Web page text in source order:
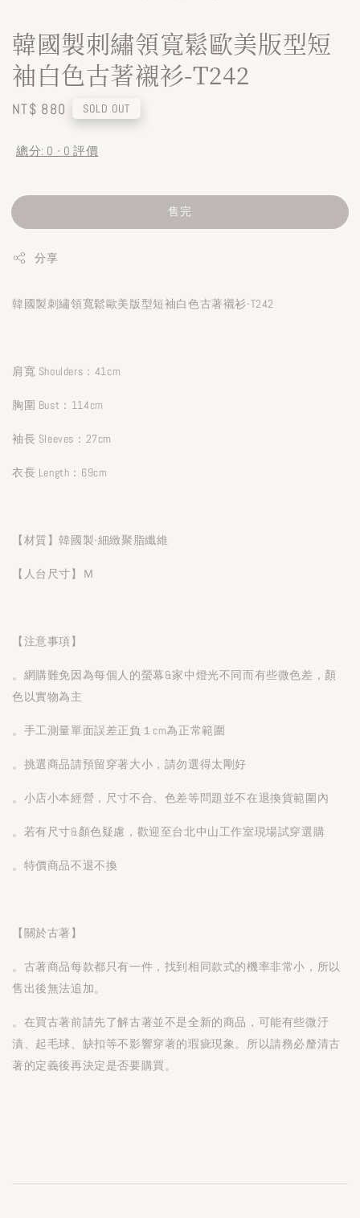
韓國製刺繡領寬鬆歐美版型短
袖白色古著襯衫-T242
Regular
NT$ 880 SOLD OUT
總分: 0 - 0 評價
售完
分享
韓國製刺繡領寬鬆歐美版型短袖白色古著襯衫-T242
肩寬 Shoulders：41cm
胸圍 Bust：114cm
袖長 Sleeves：27cm
衣長 Length：69cm
【材質】韓國製-細緻聚脂纖維
【人台尺寸】Ｍ
【注意事項】
。網購難免因為每個人的螢幕&家中燈光不同而有些微色差，顏
色以實物為主
。手工測量單面誤差正負１cm為正常範圍
。挑選商品請預留穿著大小，請勿選得太剛好
。小店小本經營，尺寸不合、色差等問題並不在退換貨範圍內
。若有尺寸&顏色疑慮，歡迎至台北中山工作室現場試穿選購
。特價商品不退不換
【關於古著】
。古著商品每款都只有一件，找到相同款式的機率非常小，所以
售出後無法追加。
。在買古著前請先了解古著並不是全新的商品，可能有些微汙
漬、起毛球、缺扣等不影響穿著的瑕疵現象。所以請務必釐清古
著的定義後再決定是否要購買。